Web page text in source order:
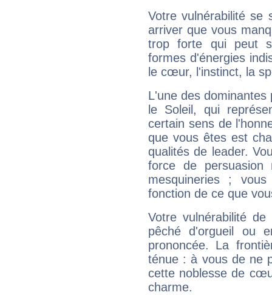
Votre vulnérabilité se
arriver que vous
trop forte qui peut
formes d'énergies
le cœur, l'instinct, la
L'une des
le Soleil, qui
certain sens de
que vous êtes est
qualités de leader.
force de
mesquineries ;
fonction de ce que
Votre vulnérabilité
pêché d'orgueil ou
prononcée. La
ténue : à vous de ne
cette noblesse de
charme.